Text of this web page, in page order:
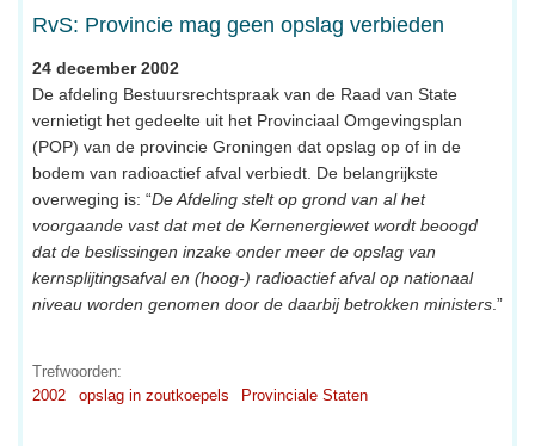
RvS: Provincie mag geen opslag verbieden
24 december 2002
De afdeling Bestuursrechtspraak van de Raad van State
vernietigt het gedeelte uit het Provinciaal Omgevingsplan
(POP) van de provincie Groningen dat opslag op of in de
bodem van radioactief afval verbiedt. De belangrijkste
overweging is: “De Afdeling stelt op grond van al het
voorgaande vast dat met de Kernenergiewet wordt beoogd
dat de beslissingen inzake onder meer de opslag van
kernsplijtingsafval en (hoog-) radioactief afval op nationaal
niveau worden genomen door de daarbij betrokken ministers .”
Trefwoorden:
2002
opslag in zoutkoepels Provinciale Staten